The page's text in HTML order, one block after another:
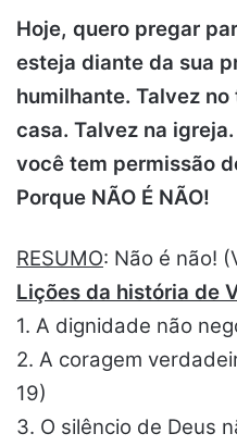
Hoje, quero pregar
esteja diante da sua
humilhante. Talvez
casa. Talvez na
você tem permissão
Porque NÃO É NÃO!
RESUMO: Não é não!
Lições da história de
1. A dignidade não
2. A coragem
19)
3. O silêncio de Deus